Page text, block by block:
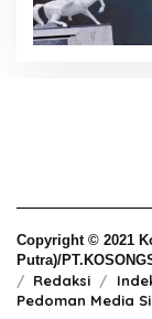
Copyright © 2021
Putra)/
Redaksi
Pedoman Media